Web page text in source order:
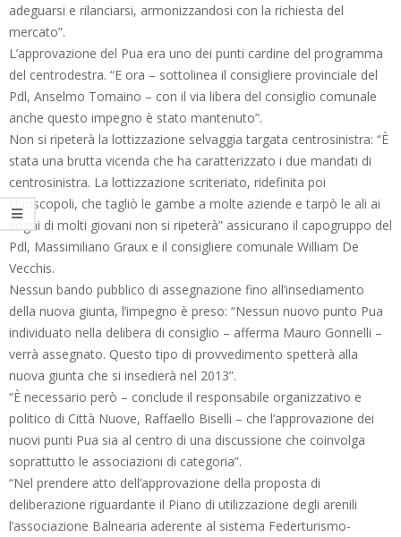
adeguarsi e rilanciarsi, armonizzandosi con la richiesta del
mercato”.
L’approvazione del Pua era uno dei punti cardine del programma
del centrodestra. “E ora – sottolinea il consigliere provinciale del
Pdl, Anselmo Tomaino – con il via libera del consiglio comunale
anche questo impegno è stato mantenuto”.
Non si ripeterà la lottizzazione selvaggia targata centrosinistra: “È
stata una brutta vicenda che ha caratterizzato i due mandati di
centrosinistra. La lottizzazione scriteriato, ridefinita poi
chioscopoli, che tagliò le gambe a molte aziende e tarpò le ali ai
sogni di molti giovani non si ripeterà” assicurano il capogruppo del
Pdl, Massimiliano Graux e il consigliere comunale William De
Vecchis.
Nessun bando pubblico di assegnazione fino all’insediamento
della nuova giunta, l’impegno è preso: “Nessun nuovo punto Pua
individuato nella delibera di consiglio – afferma Mauro Gonnelli –
verrà assegnato. Questo tipo di provvedimento spetterà alla
nuova giunta che si insedierà nel 2013”.
“È necessario però – conclude il responsabile organizzativo e
politico di Città Nuove, Raffaello Biselli – che l’approvazione dei
nuovi punti Pua sia al centro di una discussione che coinvolga
soprattutto le associazioni di categoria”.
“Nel prendere atto dell’approvazione della proposta di
deliberazione riguardante il Piano di utilizzazione degli arenili
l’associazione Balnearia aderente al sistema Federturismo-